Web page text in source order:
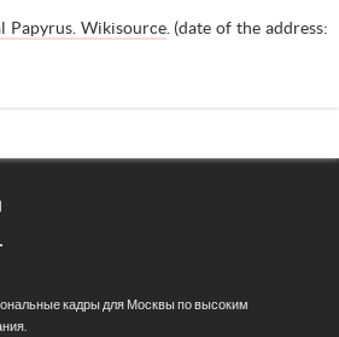
Papyrus. Wikisource. (date of the address:
кадры для Москвы по высоким